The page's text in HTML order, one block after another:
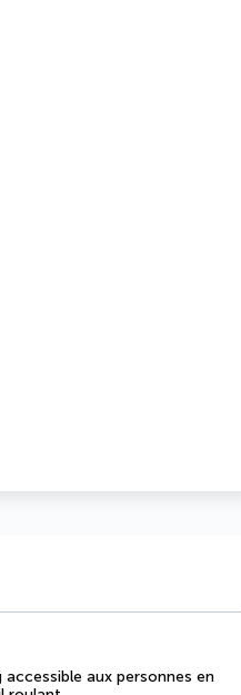
accessible aux personnes en